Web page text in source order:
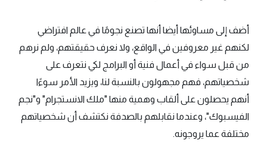
أضف إلى مساوئها أيضا أنها تصنع نجومًا في عالم افتراضي
لكنهم غير معروفين في الواقع، ولا نعرف حقيقتهم، ولم نرهم
من قبل سواء في أعمال فنية أو البرامج لكي نتعرف على
شخصياتهم، فهم مجهولون بالنسبة لنا، ويزيد الأمر سوءًا
أنهم يحصلون على ألقاب وهمية منها "ملك الانستجرام" و"نجم
الفيسبوك"، وعندما نقابلهم بالصدفة نكتشف أن شخصياتهم
مختلفة عما يروجونه.